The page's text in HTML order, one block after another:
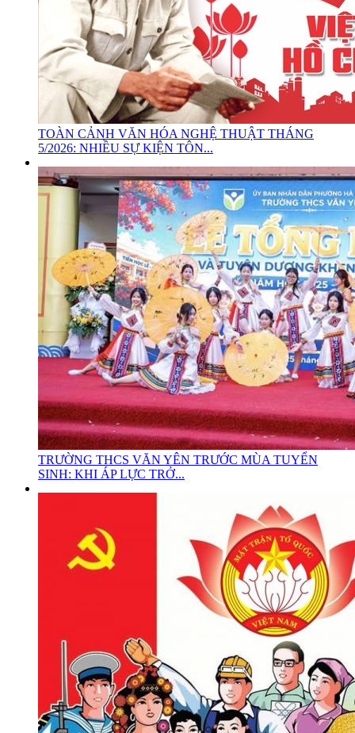
TOÀN CẢNH VĂN HÓA NGHỆ THUẬT THÁNG
5/2026: NHIỀU SỰ KIỆN TÔN...
TRƯỜNG THCS VĂN YÊN TRƯỚC MÙA TUYỂN
SINH: KHI ÁP LỰC TRỞ...